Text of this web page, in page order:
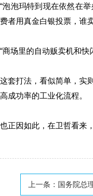
“泡泡玛特到现在依然在
费者用真金白银投票，谁
“商场里的自动贩卖机和
这套打法，看似简单，实
高成功率的工业化流程。
也正因如此，在卫哲看来
上一条： 国务院总理李强：强化企业